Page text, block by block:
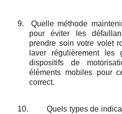
9.
Quelle méthode
pour éviter les
prendre soin votre volet
laver régulièrement les
dispositifs de
éléments mobiles pour
correct.
10.
Quels types de